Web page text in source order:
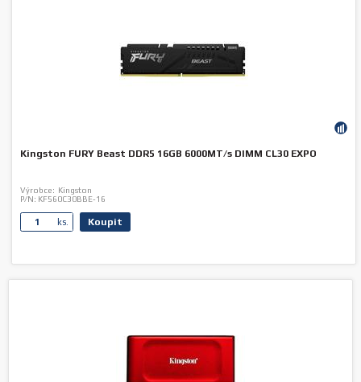
Kingston FURY Beast DDR5 16GB 6000MT/s DIMM CL30 EXPO
Výrobce: Kingston
P/N: KF560C30BBE-16
ks. Koupit